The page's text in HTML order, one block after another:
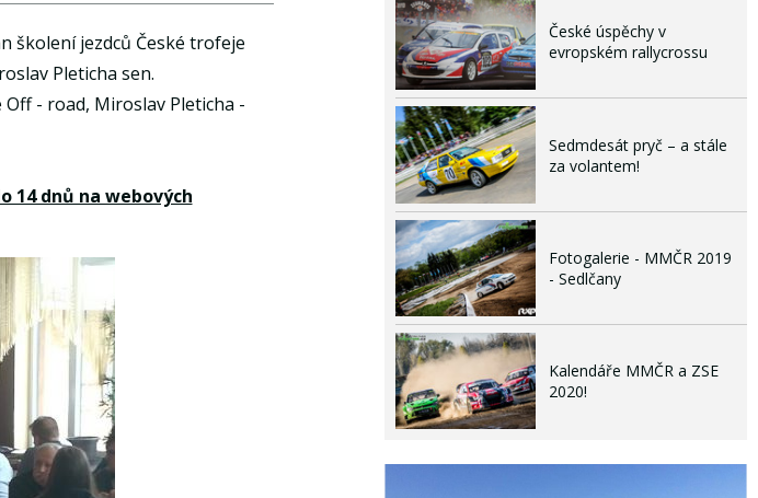
školení jezdců České trofeje
Pleticha sen.
- road, Miroslav Pleticha -
14 dnů na webových
České úspěchy v
evropském rallycrossu
Sedmdesát pryč – a stále
za volantem!
Fotogalerie - MMČR 2019
- Sedlčany
Kalendáře MMČR a ZSE
2020!